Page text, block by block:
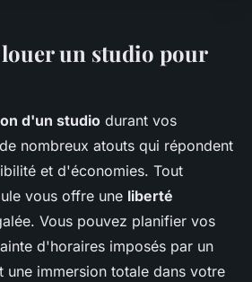
louer un studio pour
d'un studio durant vos
nombreux atouts qui répondent
et d'économies. Tout
vous offre une liberté
Vous pouvez planifier vos
d'horaires imposés par un
une immersion totale dans votre